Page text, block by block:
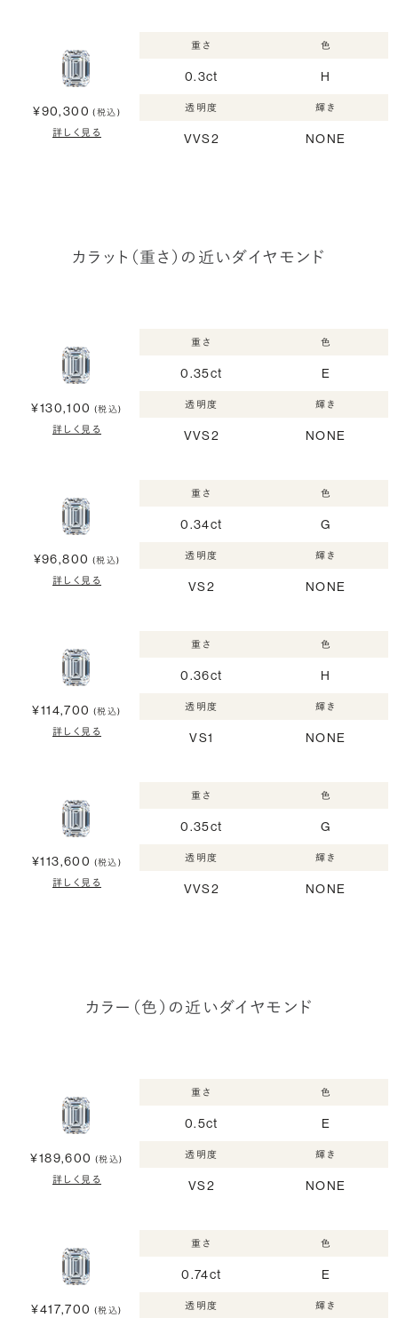
¥90,300 (税込)
詳しく見る
重さ
0.3ct
色
H
透明度
VVS2
輝き
NONE
カラット（重さ）の近いダイヤモンド
¥130,100 (税込)
詳しく見る
重さ
0.35ct
色
E
透明度
VVS2
輝き
NONE
¥96,800 (税込)
詳しく見る
重さ
0.34ct
色
G
透明度
VS2
輝き
NONE
¥114,700 (税込)
詳しく見る
重さ
0.36ct
色
H
透明度
VS1
輝き
NONE
¥113,600 (税込)
詳しく見る
重さ
0.35ct
色
G
透明度
VVS2
輝き
NONE
カラー（色）の近いダイヤモンド
¥189,600 (税込)
詳しく見る
重さ
0.5ct
色
E
透明度
VS2
輝き
NONE
¥417,700 (税込)
重さ
0.74ct
色
E
透明度 輝き